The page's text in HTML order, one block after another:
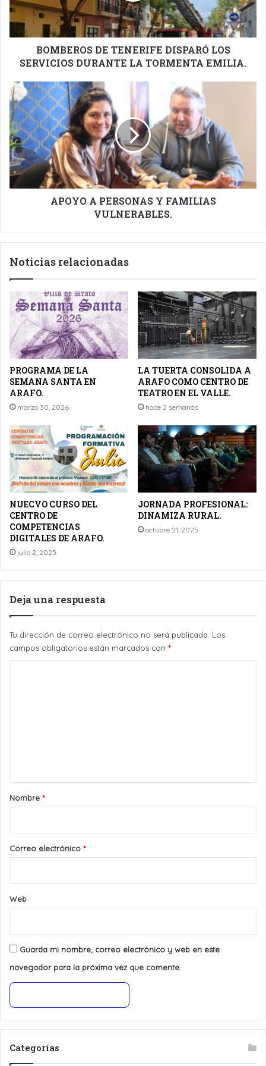
DURANTE
LA
TORMENTA
BOMBEROS DE TENERIFE DISPARÓ LOS
SERVICIOS DURANTE LA TORMENTA EMILIA.
APOYO
A
PERSONAS
Y
FAMILIAS
VULNERABLES.
APOYO A PERSONAS Y FAMILIAS
VULNERABLES.
Noticias relacionadas
PROGRAMA DE LA
SEMANA SANTA EN
ARAFO.
marzo 30, 2026
LA TUERTA CONSOLIDA A
ARAFO COMO CENTRO DE
TEATRO EN EL VALLE.
hace 2 semanas
NUECVO CURSO DEL
CENTRO DE
COMPETENCIAS
DIGITALES DE ARAFO.
julio 2, 2025
JORNADA PROFESIONAL:
DINAMIZA RURAL.
octubre 21, 2025
Deja una respuesta
Tu dirección de correo electrónico no será publicada. Los
campos obligatorios están marcados con *
r
*
Nombre *
Correo electrónico *
Web
Guarda mi nombre, correo electrónico y web en este
navegador para la próxima vez que comente.
Categorías